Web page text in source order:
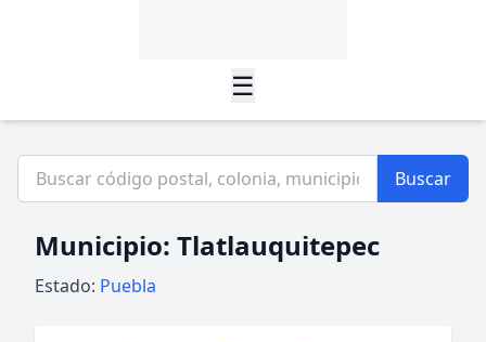
☰
Buscar
Municipio: Tlatlauquitepec
Estado: Puebla